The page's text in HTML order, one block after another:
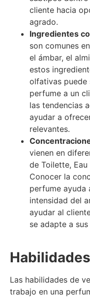
cliente hacia
agrado.
Ingredientes
son comunes
el ámbar, el
estos
olfativas puede
perfume a un
las tendencias
ayudar a
relevantes.
vienen en
de Toilette,
Conocer la
perfume ayuda
intensidad del
ayudar al
se adapte a
Las habilidades de
trabajo en una